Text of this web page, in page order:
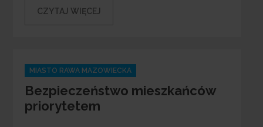
CZYTAJ WIĘCEJ
Categories
MIASTO RAWA MAZOWIECKA
Bezpieczeństwo mieszkańców
priorytetem